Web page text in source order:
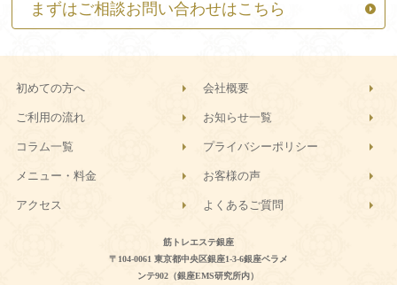
まずはご相談お問い合わせはこちら
筋トレエステ銀座
〒104-0061 東京都中央区銀座1-3-6銀座ベラメ
ンテ902（銀座EMS研究所内）
初めての方へ 会社概要
ご利用の流れ お知らせ一覧
コラム一覧 プライバシーポリシー
メニュー・料金 お客様の声
アクセス よくあるご質問